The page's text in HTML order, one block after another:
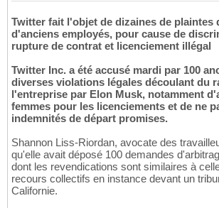
Twitter fait l'objet de dizaines de plaintes
d'anciens employés, pour cause de
rupture de contrat et licenciement illégal
Twitter Inc. a été accusé mardi par 100
diverses violations légales découlant du
l'entreprise par Elon Musk, notamment
femmes pour les licenciements et de ne
indemnités de départ promises.
Shannon Liss-Riordan, avocate des
qu'elle avait déposé 100 demandes
dont les revendications sont similaires à
recours collectifs en instance devant un
Californie.